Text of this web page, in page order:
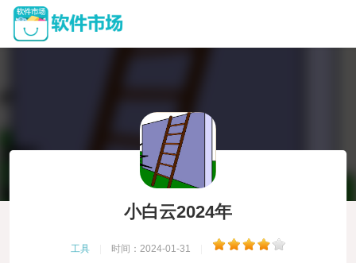
小白云2024年
工具 时间：2024-01-31